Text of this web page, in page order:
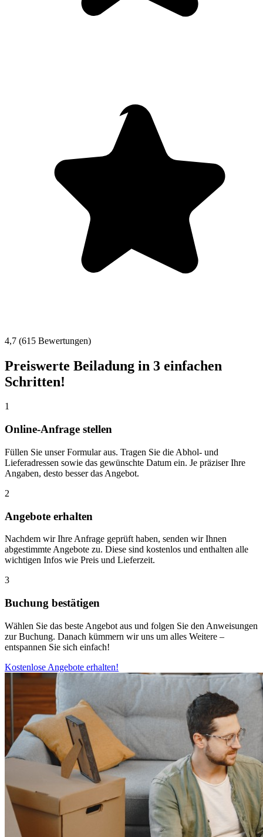
4,7 (615 Bewertungen)
Preiswerte Beiladung in 3 einfachen
Schritten!
1
Online-Anfrage stellen
Füllen Sie unser Formular aus. Tragen Sie die Abhol- und
Lieferadressen sowie das gewünschte Datum ein. Je präziser Ihre
Angaben, desto besser das Angebot.
2
Angebote erhalten
Nachdem wir Ihre Anfrage geprüft haben, senden wir Ihnen
abgestimmte Angebote zu. Diese sind kostenlos und enthalten alle
wichtigen Infos wie Preis und Lieferzeit.
3
Buchung bestätigen
Wählen Sie das beste Angebot aus und folgen Sie den Anweisungen
zur Buchung. Danach kümmern wir uns um alles Weitere –
entspannen Sie sich einfach!
Kostenlose Angebote erhalten!